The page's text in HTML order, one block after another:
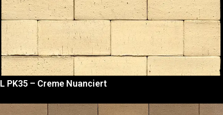
L PK35 – Creme Nuanciert